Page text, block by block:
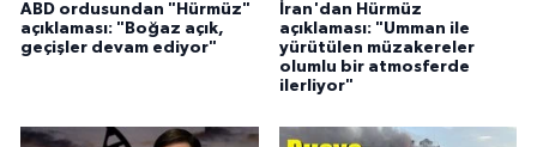
ABD ordusundan "Hürmüz"
açıklaması: "Boğaz açık,
geçişler devam ediyor"
İran'dan Hürmüz
açıklaması: "Umman ile
yürütülen müzakereler
olumlu bir atmosferde
ilerliyor"